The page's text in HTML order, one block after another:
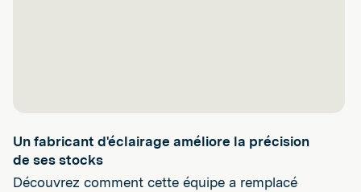
Un fabricant d'éclairage améliore la précision
de ses stocks
Découvrez comment cette équipe a remplacé